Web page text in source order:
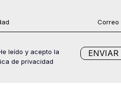
leído y acepto la
de privacidad